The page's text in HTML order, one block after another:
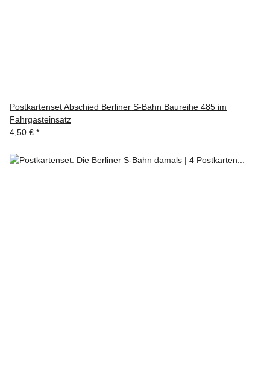
Postkartenset Abschied Berliner S-Bahn Baureihe 485 im
Fahrgasteinsatz
4,50 € *